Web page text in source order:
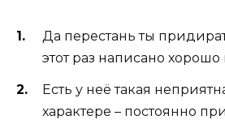
Да перестань ты
этот раз написано
Есть у неё такая
характере – постоянно